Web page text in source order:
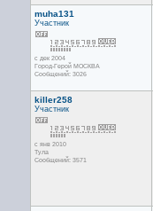
muha131
Участник
с дек 2004
Город-Герой МОСКВА
Сообщений: 3026
killer258
Участник
с янв 2010
Тула
Сообщений: 3571